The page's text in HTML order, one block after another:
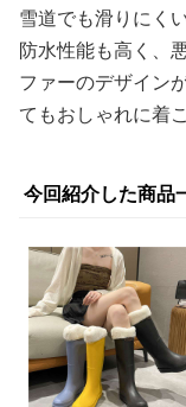
雪道でも滑りにく
防水性能も高く、
ファーのデザイン
てもおしゃれに着
今回紹介した商品